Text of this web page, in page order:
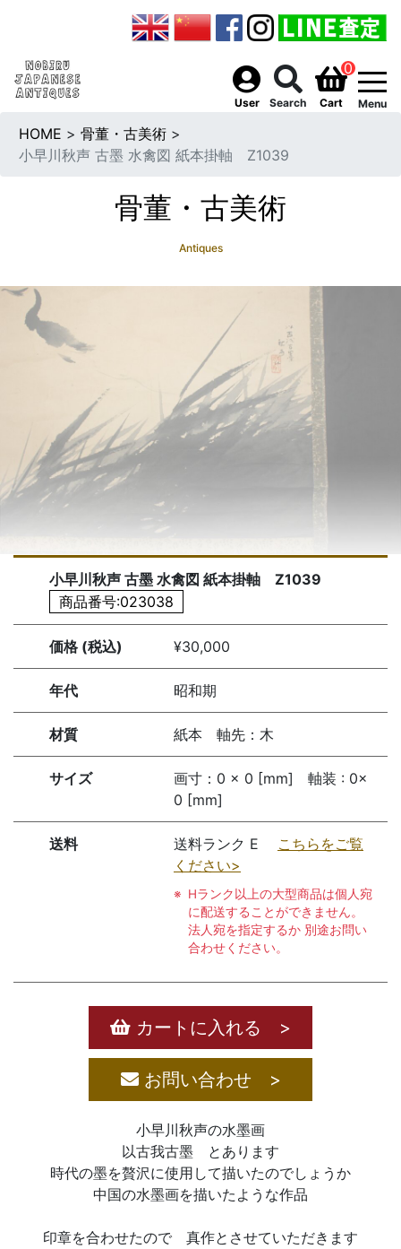
User Search
0
Cart Menu
HOME > 骨董・古美術 >
小早川秋声 古墨 水禽図 紙本掛軸 Z1039
骨董・古美術
Antiques
小早川秋声 古墨 水禽図 紙本掛軸 Z1039
商品番号:023038
価格 (税込) ¥30,000
年代 昭和期
材質 紙本 軸先：木
サイズ
画寸：0 × 0 [mm] 軸装 : 0×
0 [mm]
送料 送料ランク E こちらをご覧
ください>
Hランク以上の大型商品は個人宛
に配送することができません。
法人宛を指定するか 別途お問い
合わせください。
カートに入れる >
お問い合わせ >
小早川秋声の水墨画
以古我古墨 とあります
時代の墨を贅沢に使用して描いたのでしょうか
中国の水墨画を描いたような作品
印章を合わせたので 真作とさせていただきます